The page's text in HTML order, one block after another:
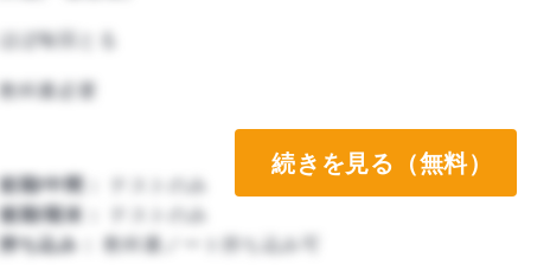
ほぼ毎回とる
教科書必要
前期/中間：
テストのみ
後期/期末：
テストのみ
持ち込み：
教科書ノート持ち込み可
続きを見る（無料）